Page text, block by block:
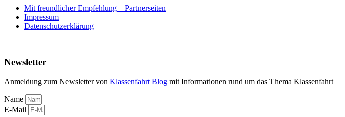
Mit freundlicher Empfehlung – Partnerseiten
Impressum
Datenschutzerklärung
Newsletter
Anmeldung zum Newsletter von Klassenfahrt Blog mit Informationen rund um das Thema Klassenfahrt
Name
E-Mail